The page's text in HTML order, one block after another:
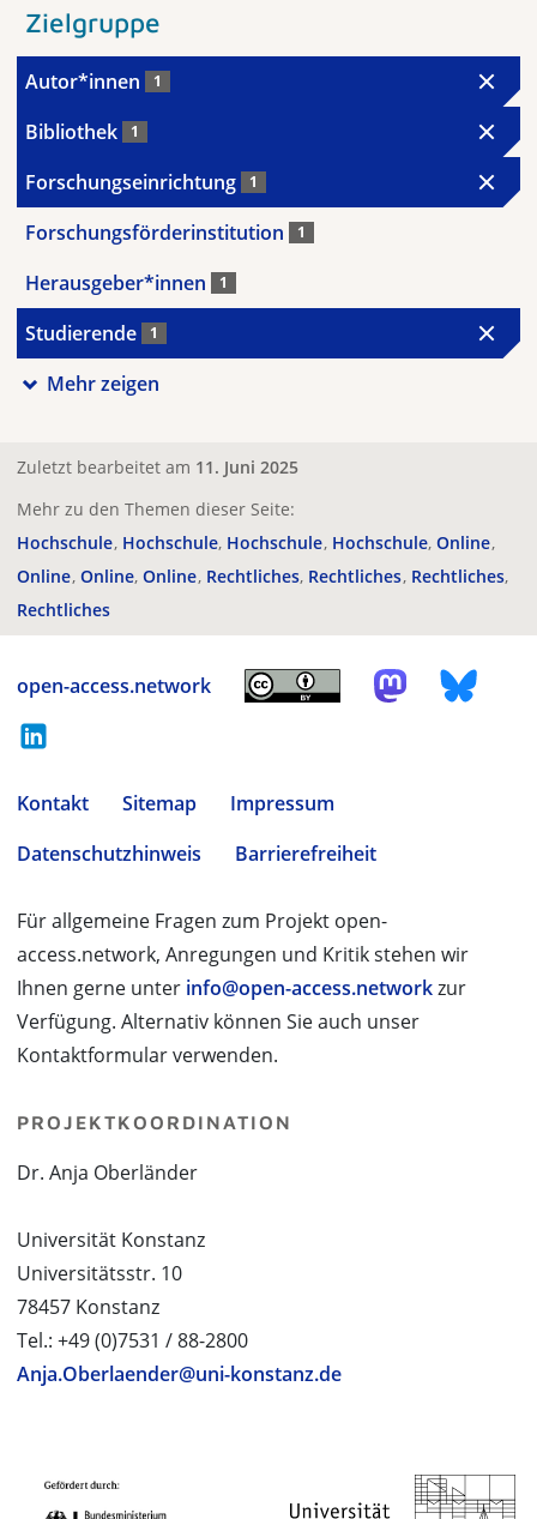
Zielgruppe
Autor*innen 1
Bibliothek 1
Forschungseinrichtung 1
Forschungsförderinstitution 1
Herausgeber*innen 1
Studierende 1
Mehr zeigen
Zuletzt bearbeitet am 11. Juni 2025
Mehr zu den Themen dieser Seite:
Hochschule Hochschule Hochschule Hochschule Online
Online Online Online Rechtliches Rechtliches Rechtliches
Rechtliches
open-access.network
Kontakt Sitemap
Impressum
Datenschutzhinweis
Barrierefreiheit
Für allgemeine Fragen zum Projekt open-
access.network, Anregungen und Kritik stehen wir
Ihnen gerne unter info@open-access.networkzur
Verfügung. Alternativ können Sie auch unser
Kontaktformular verwenden.
PROJEKTKOORDINATION
Dr. Anja Oberländer
Universität Konstanz
Universitätsstr. 10
78457 Konstanz
Tel.: +49 (0)7531 / 88-2800
Anja.Oberlaender@uni-konstanz.de